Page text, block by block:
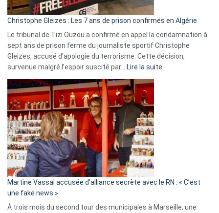
d’Israël
Christophe Gleizes : Les 7 ans de prison confirmés en Algérie
Le tribunal de Tizi Ouzou a confirmé en appel la condamnation à
sept ans de prison ferme du journaliste sportif Christophe
Gleizes, accusé d’apologie du terrorisme. Cette décision,
survenue malgré l’espoir suscité par… Lire la suite
Algérie
Martine Vassal accusée d’alliance secrète avec le RN : « C’est
une fake news »
À trois mois du second tour des municipales à Marseille, une